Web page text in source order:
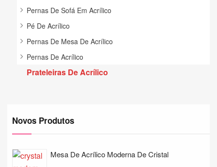
Pernas De Sofá Em Acrílico
Pé De Acrílico
Pernas De Mesa De Acrílico
Pernas De Acrílico
Prateleiras De Acrílico
Novos Produtos
Mesa De Acrílico Moderna De Cristal